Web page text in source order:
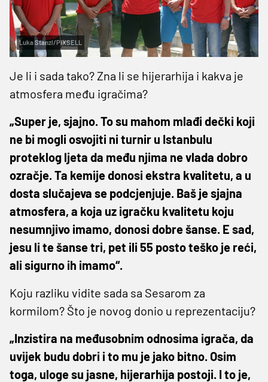
Luka Stanzl/PIXSELL
Je li i sada tako? Zna li se hijerarhija i kakva je
atmosfera među igračima?
„Super je, sjajno. To su mahom mlađi dečki koji
ne bi mogli osvojiti ni turnir u Istanbulu
proteklog ljeta da među njima ne vlada dobro
ozračje. Ta kemije donosi ekstra kvalitetu, a u
dosta slučajeva se podcjenjuje. Baš je sjajna
atmosfera, a koja uz igračku kvalitetu koju
nesumnjivo imamo, donosi dobre šanse. E sad,
jesu li te šanse tri, pet ili 55 posto teško je reći,
ali sigurno ih imamo“.
Koju razliku vidite sada sa Sesarom za
kormilom? Što je novog donio u reprezentaciju?
„Inzistira na međusobnim odnosima igrača, da
uvijek budu dobri i to mu je jako bitno. Osim
toga, uloge su jasne, hijerarhija postoji. I to je,